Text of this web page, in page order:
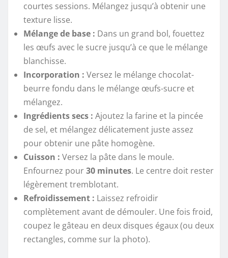
courtes sessions. Mélangez jusqu’à obtenir une
texture lisse.
Mélange de base : Dans un grand bol, fouettez
les œufs avec le sucre jusqu’à ce que le mélange
blanchisse.
Incorporation : Versez le mélange chocolat-
beurre fondu dans le mélange œufs-sucre et
mélangez.
Ingrédients secs : Ajoutez la farine et la pincée
de sel, et mélangez délicatement juste assez
pour obtenir une pâte homogène.
Cuisson : Versez la pâte dans le moule.
Enfournez pour30 minutes. Le centre doit rester
légèrement tremblotant.
Refroidissement : Laissez refroidir
complètement avant de démouler. Une fois froid,
coupez le gâteau en deux disques égaux (ou deux
rectangles, comme sur la photo).